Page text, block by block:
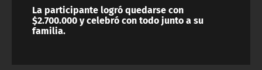
La participante logró quedarse con
$2.700.000 y celebró con todo junto a su
familia.